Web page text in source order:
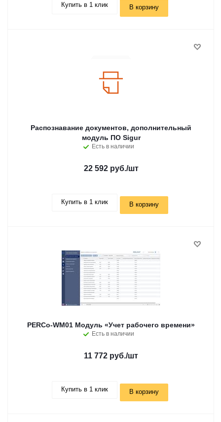
Купить в 1 клик В корзину
Распознавание документов, дополнительный
модуль ПО Sigur
Есть в наличии
22 592 руб./шт
Купить в 1 клик В корзину
PERCo-WM01 Модуль «Учет рабочего времени»
Есть в наличии
11 772 руб./шт
Купить в 1 клик В корзину